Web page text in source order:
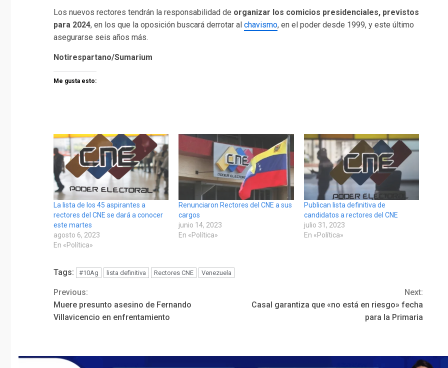
Los nuevos rectores tendrán la responsabilidad de organizar los comicios presidenciales, previstos
para 2024, en los que la oposición buscará derrotar al chavismo, en el poder desde 1999, y este último
asegurarse seis años más.
Notirespartano/Sumarium
Me gusta esto:
La lista de los 45 aspirantes a
rectores del CNE se dará a conocer
este martes
agosto 6, 2023
En «Política»
Renunciaron Rectores del CNE a sus
cargos
junio 14, 2023
En «Política»
Publican lista definitiva de
candidatos a rectores del CNE
julio 31, 2023
En «Política»
Tags: #10Ag lista definitiva Rectores CNE Venezuela
Continue
Reading
Previous:
Muere presunto asesino de Fernando
Villavicencio en enfrentamiento
Next:
Casal garantiza que «no está en riesgo» fecha
para la Primaria